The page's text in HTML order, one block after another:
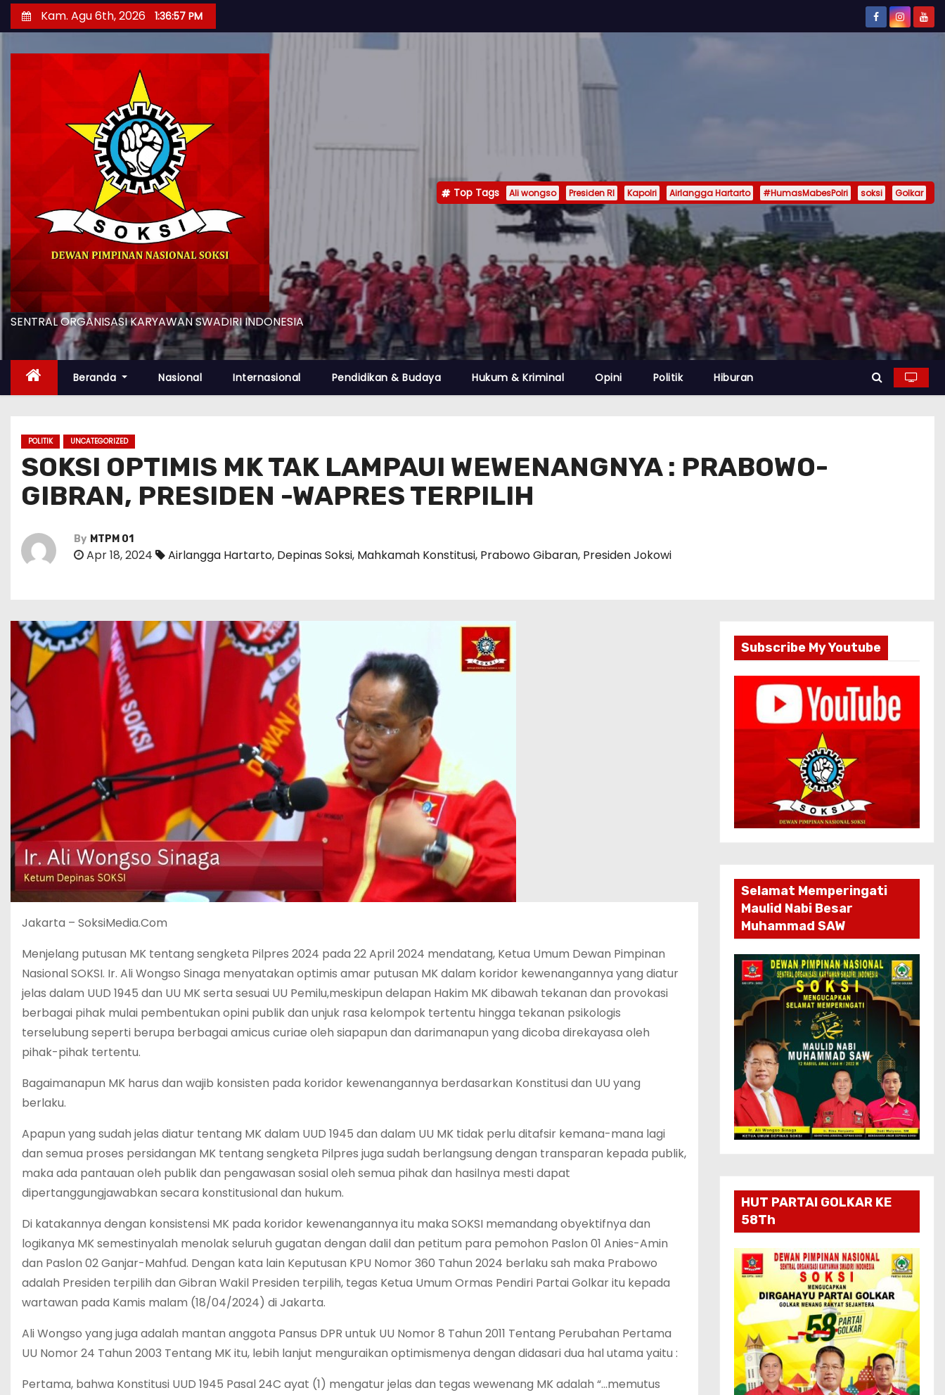
k
t
Kam. Agu 6th, 2026 1:36:59 PM
SENTRAL ORGANISASI KARYAWAN SWADIRI INDONESIA
Top Tags Ali wongso Presiden RI Kapolri Airlangga Hartarto #HumasMabesPolri soksi Golkar
Beranda Nasional Internasional Pendidikan & Budaya Hukum & Kriminal Opini Politik Hiburan
POLITIK UNCATEGORIZED
SOKSI OPTIMIS MK TAK LAMPAUI WEWENANGNYA : PRABOWO-
GIBRAN, PRESIDEN -WAPRES TERPILIH
By MTPM 01
Apr 18, 2024 Airlangga Hartarto, Depinas Soksi, Mahkamah Konstitusi, Prabowo Gibaran, Presiden Jokowi
Jakarta – SoksiMedia.Com
Menjelang putusan MK tentang sengketa Pilpres 2024 pada 22 April 2024 mendatang, Ketua Umum Dewan Pimpinan
Nasional SOKSI. Ir. Ali Wongso Sinaga menyatakan optimis amar putusan MK dalam koridor kewenangannya yang diatur
jelas dalam UUD 1945 dan UU MK serta sesuai UU Pemilu,meskipun delapan Hakim MK dibawah tekanan dan provokasi
berbagai pihak mulai pembentukan opini publik dan unjuk rasa kelompok tertentu hingga tekanan psikologis
terselubung seperti berupa berbagai amicus curiae oleh siapapun dan darimanapun yang dicoba direkayasa oleh
pihak-pihak tertentu.
Bagaimanapun MK harus dan wajib konsisten pada koridor kewenangannya berdasarkan Konstitusi dan UU yang
berlaku.
Apapun yang sudah jelas diatur tentang MK dalam UUD 1945 dan dalam UU MK tidak perlu ditafsir kemana-mana lagi
dan semua proses persidangan MK tentang sengketa Pilpres juga sudah berlangsung dengan transparan kepada publik,
maka ada pantauan oleh publik dan pengawasan sosial oleh semua pihak dan hasilnya mesti dapat
dipertanggungjawabkan secara konstitusional dan hukum.
Di katakannya dengan konsistensi MK pada koridor kewenangannya itu maka SOKSI memandang obyektifnya dan
logikanya MK semestinyalah menolak seluruh gugatan dengan dalil dan petitum para pemohon Paslon 01 Anies-Amin
dan Paslon 02 Ganjar-Mahfud. Dengan kata lain Keputusan KPU Nomor 360 Tahun 2024 berlaku sah maka Prabowo
adalah Presiden terpilih dan Gibran Wakil Presiden terpilih, tegas Ketua Umum Ormas Pendiri Partai Golkar itu kepada
wartawan pada Kamis malam (18/04/2024) di Jakarta.
Ali Wongso yang juga adalah mantan anggota Pansus DPR untuk UU Nomor 8 Tahun 2011 Tentang Perubahan Pertama
UU Nomor 24 Tahun 2003 Tentang MK itu, lebih lanjut menguraikan optimismenya dengan didasari dua hal utama yaitu :
Pertama, bahwa Konstitusi UUD 1945 Pasal 24C ayat (1) mengatur jelas dan tegas wewenang MK adalah “…memutus
Subscribe My Youtube
Selamat Memperingati
Maulid Nabi Besar
Muhammad SAW
HUT PARTAI GOLKAR KE
58Th